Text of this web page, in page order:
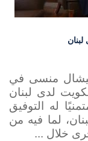
ميشال منسى في
لدى لبنان
له التوفيق
لما فيه من
خلال ...